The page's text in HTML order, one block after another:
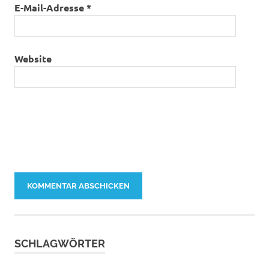
E-Mail-Adresse*
Website
SCHLAGWÖRTER